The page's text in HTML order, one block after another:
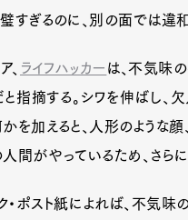
すぎるのに、別の面では違
、 ライフハッカー は、不気味
と指摘する。シワを伸ばし
を加えると、人形のような
間がやっているため、さらに
・ポスト紙によれば、不気